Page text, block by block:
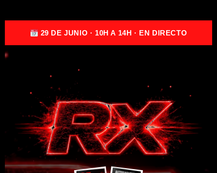
29 DE JUNIO · 10H A 14H · EN DIRECTO